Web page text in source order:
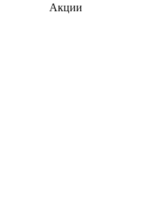
Акции